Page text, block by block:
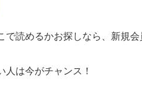
読めるかお探しなら、新規会
人は今がチャンス！